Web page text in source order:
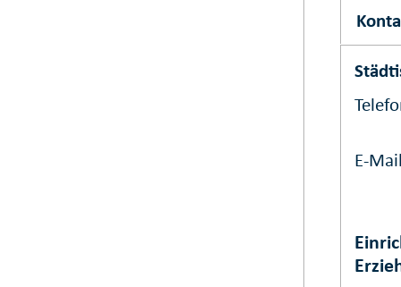
E-